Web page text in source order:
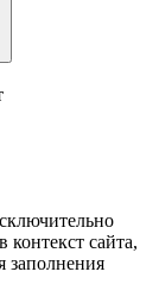
сайта,
заполнения